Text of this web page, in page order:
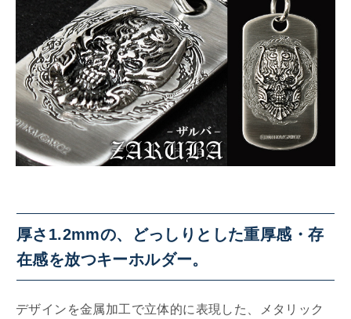
厚さ1.2mmの、どっしりとした重厚感・存
在感を放つキーホルダー。
デザインを金属加工で立体的に表現した、メタリック